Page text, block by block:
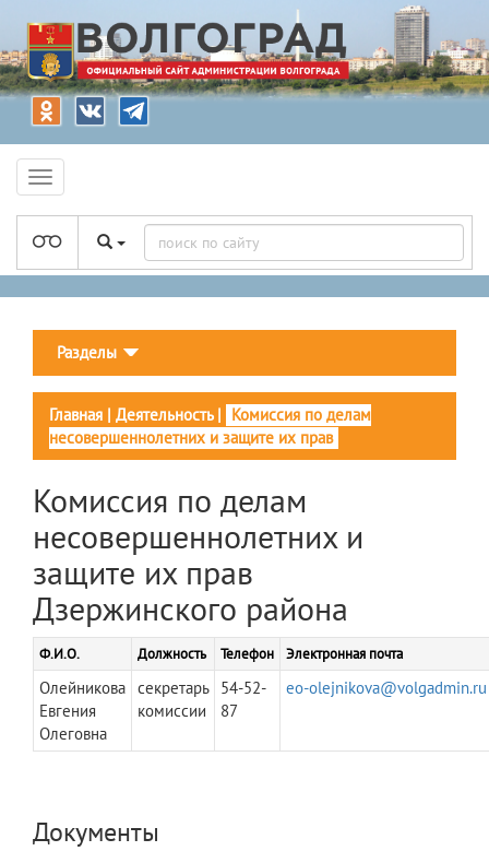
Разделы
Главная | Деятельность| Комиссия по делам
несовершеннолетних и защите их прав
Комиссия по делам
несовершеннолетних и
защите их прав
Дзержинского района
Ф.И.О. Должность Телефон Электронная почта
Олейникова
Евгения
Олеговна
секретарь
комиссии
54-52-
87
eo-olejnikova@volgadmin.ru
Документы